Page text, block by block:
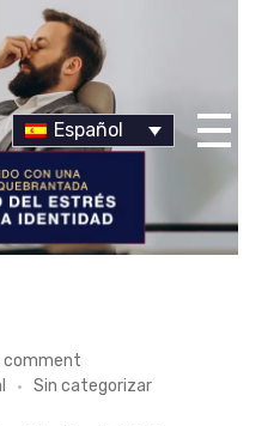
Español
comment
Sin categorizar